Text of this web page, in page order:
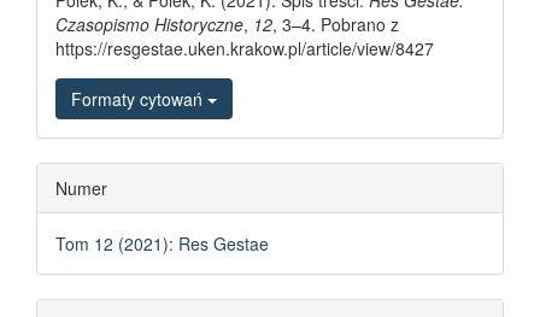
Czasopismo Historyczne, 12, 3–4. Pobrano z
https://resgestae.uken.krakow.pl/article/view/8427
Formaty cytowań
Numer
Tom 12 (2021): Res Gestae